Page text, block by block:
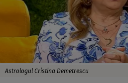
Astrologul Cristina Demetrescu